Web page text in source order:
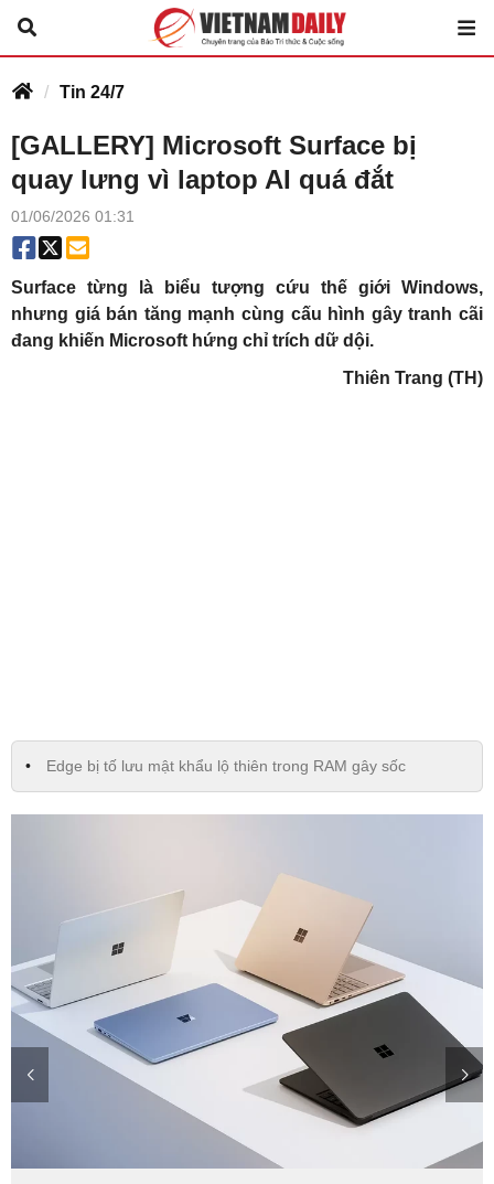
Tin 24/7
[GALLERY] Microsoft Surface bị
quay lưng vì laptop AI quá đắt
01/06/2026 01:31
Surface từng là biểu tượng cứu thế giới Windows,
nhưng giá bán tăng mạnh cùng cấu hình gây tranh cãi
đang khiến Microsoft hứng chỉ trích dữ dội.
Thiên Trang (TH)
Edge bị tố lưu mật khẩu lộ thiên trong RAM gây sốc